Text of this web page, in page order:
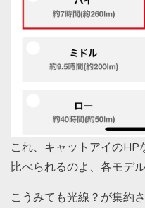
これ、キャットアイのHP
比べられるのよ、各モデ
こうみても光線？が集約